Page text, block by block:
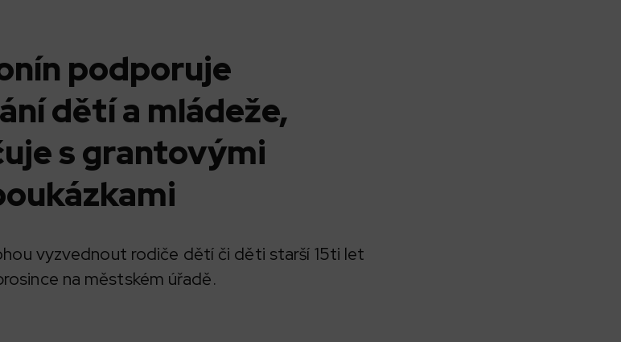
podporuje
dětí a mládeže,
s grantovými
vyzvednout rodiče dětí či děti starší 15ti let
na městském úřadě.